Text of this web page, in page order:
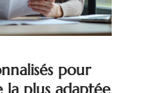
pour
plus adaptée